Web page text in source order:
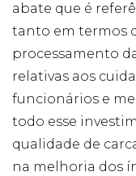
abate que é
tanto em termos
processamento
relativas aos
funcionários e
todo esse
qualidade de
na melhoria dos